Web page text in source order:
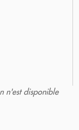
n'est disponible